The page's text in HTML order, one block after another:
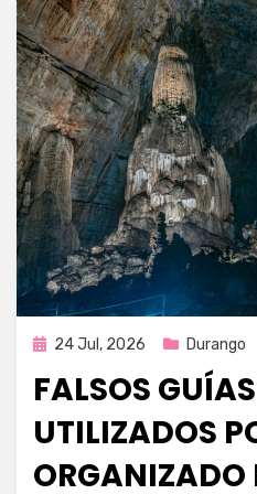
Publicada
24 Jul, 2026 Durango
FALSOS
UTILIZADOS
ORGANIZADO